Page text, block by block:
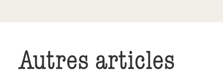
Autres articles